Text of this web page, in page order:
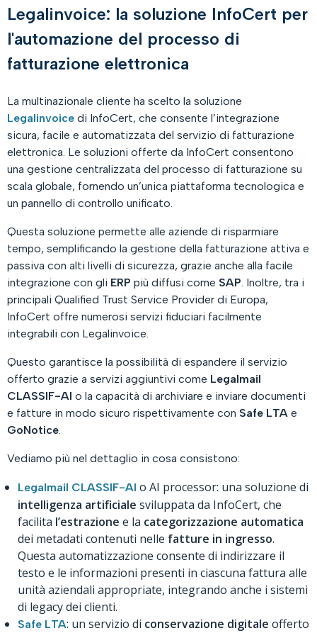
Legalinvoice: la soluzione InfoCert per
l'automazione del processo di
fatturazione elettronica
La multinazionale cliente ha scelto la soluzione
Legalinvoice di InfoCert, che consente l’integrazione
sicura, facile e automatizzata del servizio di fatturazione
elettronica. Le soluzioni offerte da InfoCert consentono
una gestione centralizzata del processo di fatturazione su
scala globale, fornendo un’unica piattaforma tecnologica e
un pannello di controllo unificato.
Questa soluzione permette alle aziende di risparmiare
tempo, semplificando la gestione della fatturazione attiva e
passiva con alti livelli di sicurezza, grazie anche alla facile
integrazione con gli ERP più diffusi come SAP. Inoltre, tra i
principali Qualified Trust Service Provider di Europa,
InfoCert offre numerosi servizi fiduciari facilmente
integrabili con Legalinvoice.
Questo garantisce la possibilità di espandere il servizio
offerto grazie a servizi aggiuntivi come Legalmail
CLASSIF-AI o la capacità di archiviare e inviare documenti
e fatture in modo sicuro rispettivamente con Safe LTA e
GoNotice.
Vediamo più nel dettaglio in cosa consistono:
Legalmail CLASSIF-AI o AI processor: una soluzione di
intelligenza artificiale sviluppata da InfoCert, che
facilita l’estrazione e la categorizzazione automatica
dei metadati contenuti nelle fatture in ingresso.
Questa automatizzazione consente di indirizzare il
testo e le informazioni presenti in ciascuna fattura alle
unità aziendali appropriate, integrando anche i sistemi
di legacy dei clienti.
Safe LTA: un servizio di conservazione digitale offerto